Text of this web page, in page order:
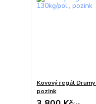
Kovový regál
pozink